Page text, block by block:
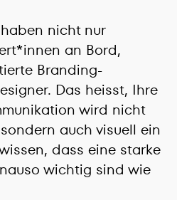
nicht nur
an Bord,
Branding-
Das heisst, Ihre
wird nicht
auch visuell ein
dass eine starke
wichtig sind wie